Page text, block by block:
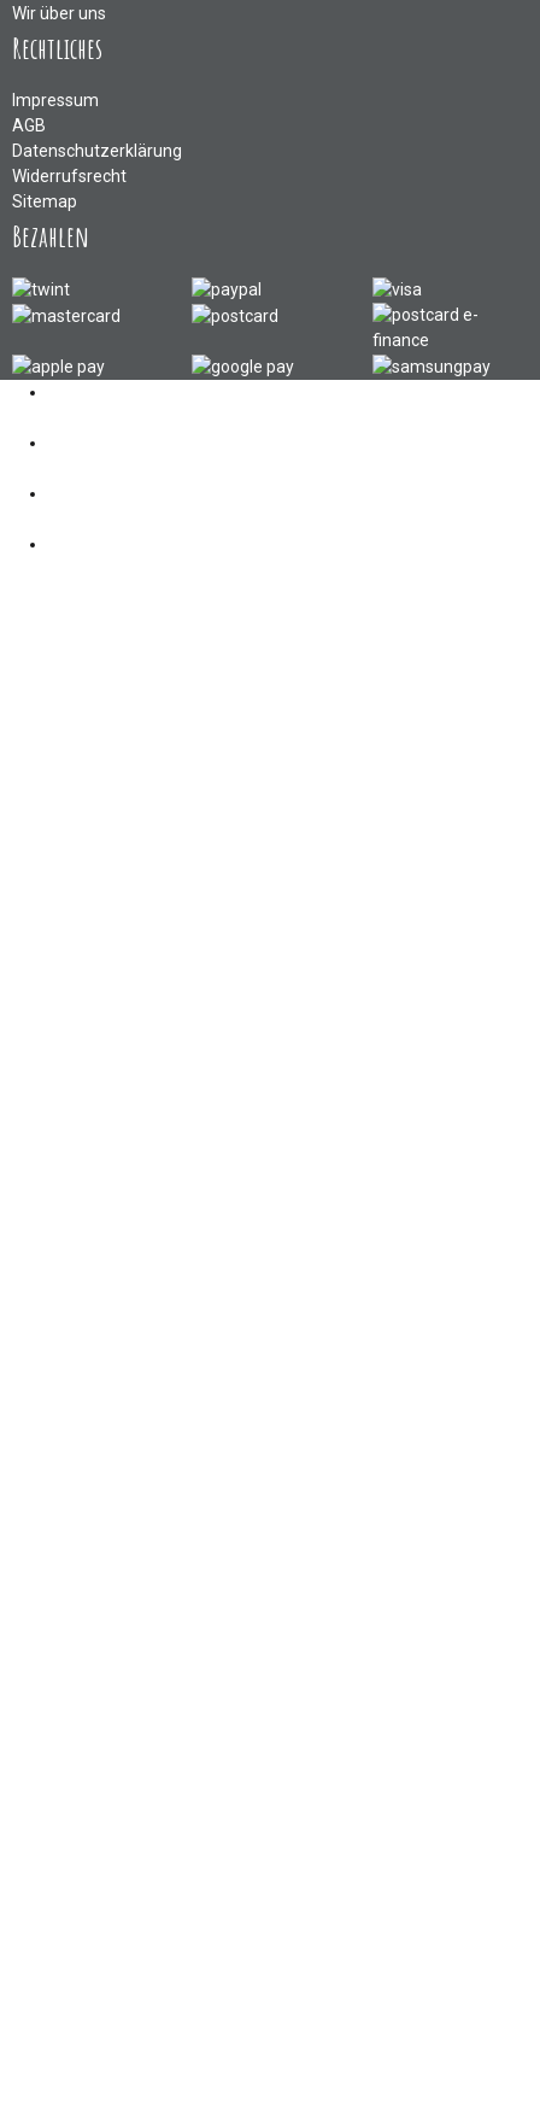
Wir über uns
Rechtliches
Impressum
AGB
Datenschutzerklärung
Widerrufsrecht
Sitemap
Bezahlen